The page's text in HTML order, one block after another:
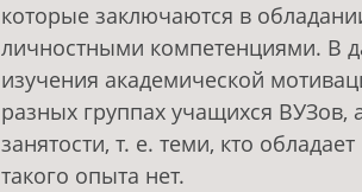
которые заключаются в
личностными компетенциями. В
изучения академической
разных группах учащихся ВУЗов,
занятости, т. е. теми, кто
такого опыта нет.